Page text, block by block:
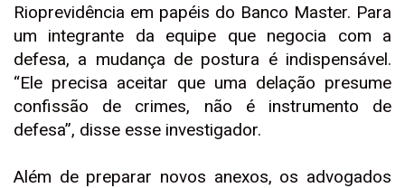
Rioprevidência em papéis do Banco Master. Para
um integrante da equipe que negocia com a
defesa, a mudança de postura é indispensável.
“Ele precisa aceitar que uma delação presume
confissão de crimes, não é instrumento de
defesa”, disse esse investigador.
Além de preparar novos anexos, os advogados